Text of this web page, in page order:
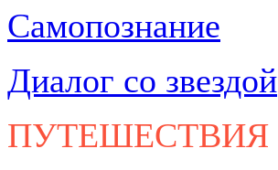
Самопознание
Диалог со звездой
ПУТЕШЕСТВИЯ